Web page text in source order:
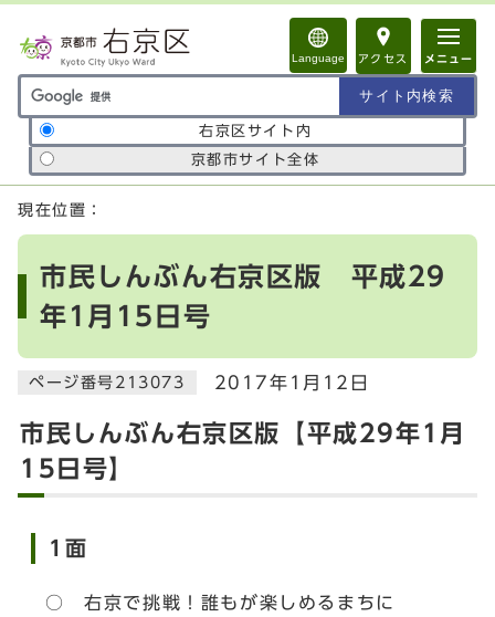
Language アクセス メニュー
サイト内検索の範囲
右京区サイト内
京都市サイト全体
ここから本文です
現在位置：
市民しんぶん右京区版 平成29
年1月15日号
ページ番号213073 2017年1月12日
市民しんぶん右京区版【平成29年1月
15日号】
1面
○ 右京で挑戦！誰もが楽しめるまちに